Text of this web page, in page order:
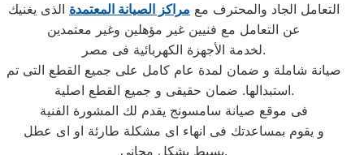
التعامل الجاد والمحترف مع مراكز الصيانة المعتمدة الذى يغنيك
عن التعامل مع فنيين غير مؤهلين وغير معتمدين
لخدمة الأجهزة الكهربائية فى مصر.
صيانة شاملة و ضمان لمدة عام كامل على جميع القطع التى تم
استبدالها. ضمان حقيقى و جميع القطع اصلية.
فى موقع صيانة سامسونج يقدم لك المشورة الفنية
و يقوم بمساعدتك فى انهاء اى مشكلة طارئة او اى عطل
بسيط بشكل مجانى.